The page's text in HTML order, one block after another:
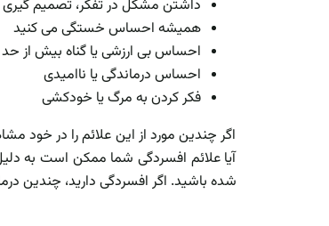
داشتن مشکل در تفکر، تصمیم گیری
همیشه احساس خستگی می کنید
احساس بی ارزشی یا گناه بیش از حد
احساس درماندگی یا ناامیدی
فکر کردن به مرگ یا خودکشی
اگر چندین مورد از این علائم را در خود
آیا علائم افسردگی شما ممکن است به
شده باشید. اگر افسردگی دارید، چندین